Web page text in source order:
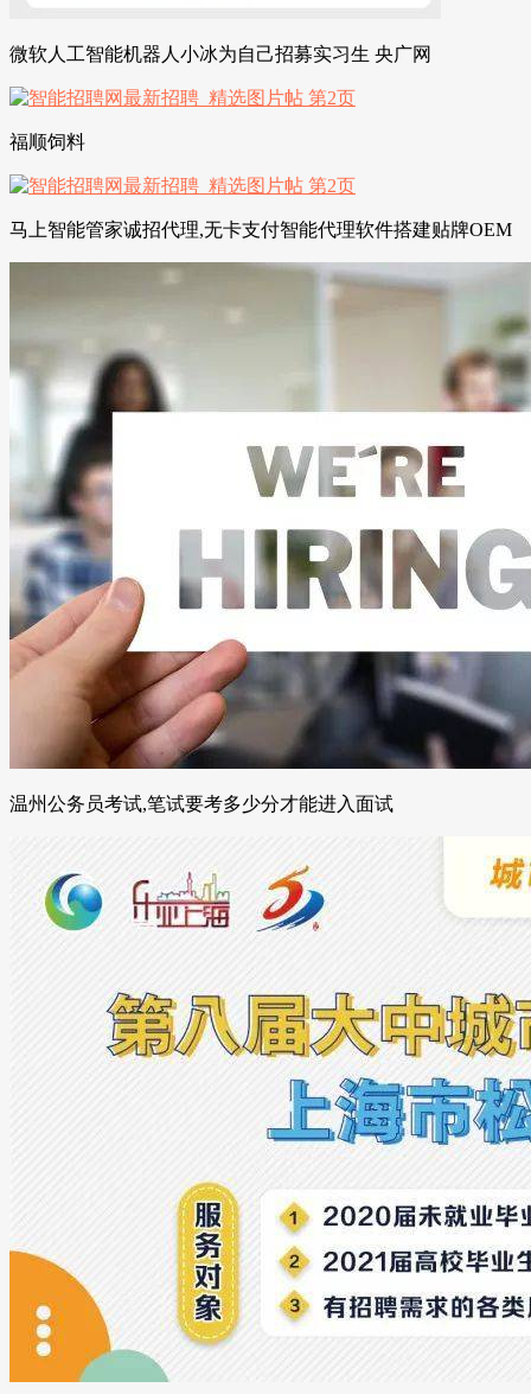
微软人工智能机器人小冰为自己招募实习生 央广网
福顺饲料
马上智能管家诚招代理,无卡支付智能代理软件搭建贴牌OEM
温州公务员考试,笔试要考多少分才能进入面试